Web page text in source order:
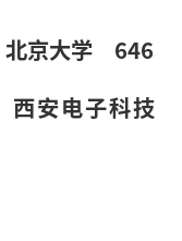
京大学 646
安电子科技